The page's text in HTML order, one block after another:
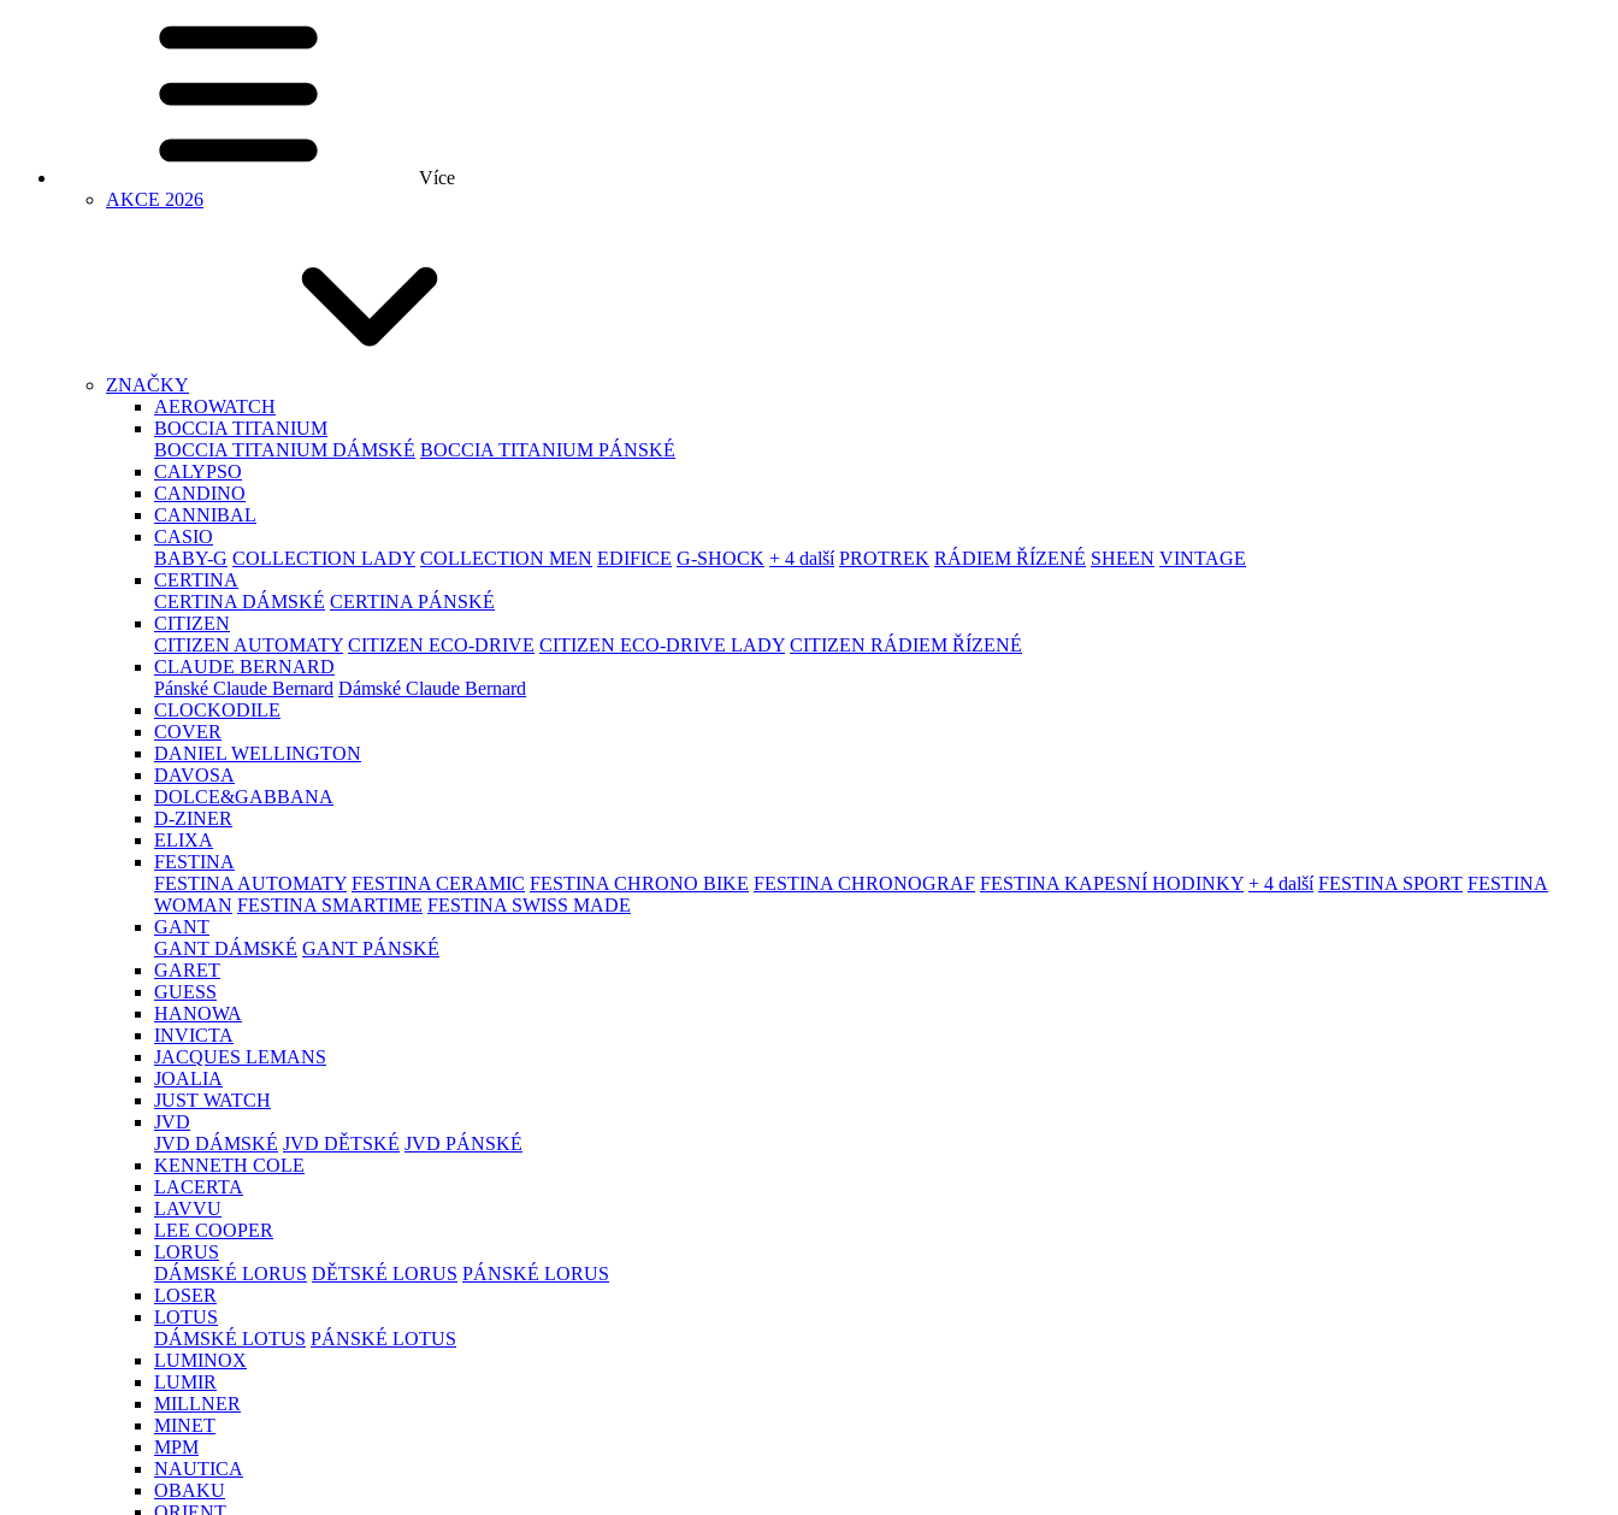
Více
AKCE 2026
ZNAČKY
AEROWATCH
BOCCIA TITANIUM
BOCCIA TITANIUM DÁMSKÉ BOCCIA TITANIUM PÁNSKÉ
CALYPSO
CANDINO
CANNIBAL
CASIO
BABY-G COLLECTION LADY COLLECTION MEN EDIFICE G-SHOCK + 4 další PROTREK RÁDIEM ŘÍZENÉ SHEEN VINTAGE
CERTINA
CERTINA DÁMSKÉ CERTINA PÁNSKÉ
CITIZEN
CITIZEN AUTOMATY CITIZEN ECO-DRIVE CITIZEN ECO-DRIVE LADY CITIZEN RÁDIEM ŘÍZENÉ
CLAUDE BERNARD
Pánské Claude Bernard Dámské Claude Bernard
CLOCKODILE
COVER
DANIEL WELLINGTON
DAVOSA
DOLCE&GABBANA
D-ZINER
ELIXA
FESTINA
FESTINA AUTOMATY FESTINA CERAMIC FESTINA CHRONO BIKE FESTINA CHRONOGRAF FESTINA KAPESNÍ HODINKY + 4 další FESTINA SPORT FESTINA
WOMAN FESTINA SMARTIME FESTINA SWISS MADE
GANT
GANT DÁMSKÉ GANT PÁNSKÉ
GARET
GUESS
HANOWA
INVICTA
JACQUES LEMANS
JOALIA
JUST WATCH
JVD
JVD DÁMSKÉ JVD DĚTSKÉ JVD PÁNSKÉ
KENNETH COLE
LACERTA
LAVVU
LEE COOPER
LORUS
DÁMSKÉ LORUS DĚTSKÉ LORUS PÁNSKÉ LORUS
LOSER
LOTUS
DÁMSKÉ LOTUS PÁNSKÉ LOTUS
LUMINOX
LUMIR
MILLNER
MINET
MPM
NAUTICA
OBAKU